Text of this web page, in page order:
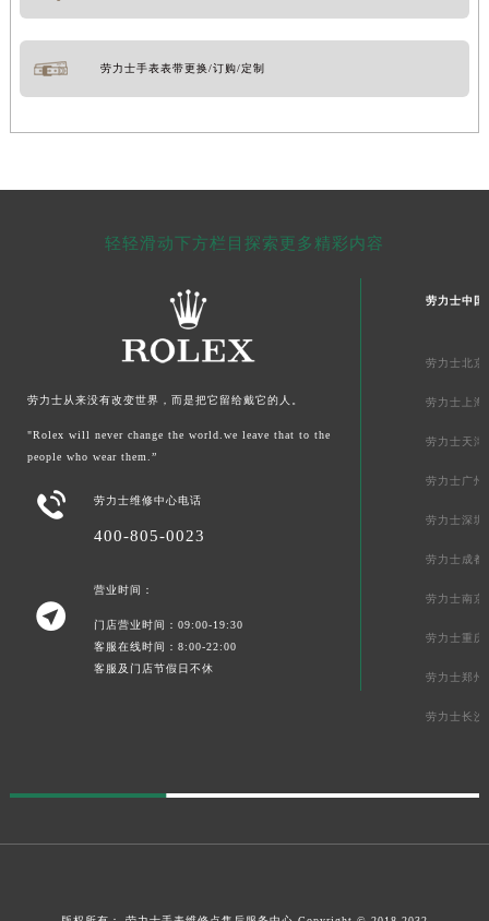
劳力士手表表带更换/订购/定制
轻轻滑动下方栏目探索更多精彩内容
劳力士从来没有改变世界，而是把它留给戴它的人。
"Rolex will never change the world.we leave that to the
people who wear them.”
 劳力士维修中心电话
400-805-0023

营业时间：
门店营业时间：09:00-19:30
客服在线时间：8:00-22:00
客服及门店节假日不休
劳力士中国
劳力士北京
劳力士上海
劳力士天津
劳力士广州
劳力士深圳
劳力士成都
劳力士南京
劳力士重庆
劳力士郑州
劳力士长沙